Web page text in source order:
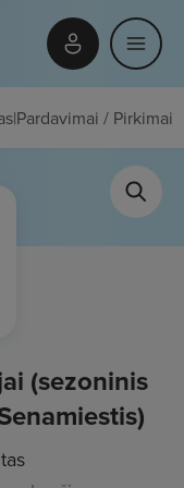
|Pardavimai / Pirkimai
(sezoninis